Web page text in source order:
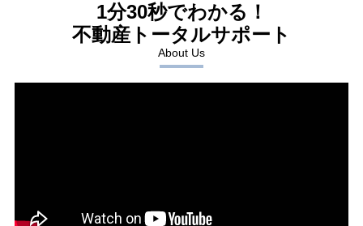
1分30秒でわかる！
不動産トータルサポート
About Us